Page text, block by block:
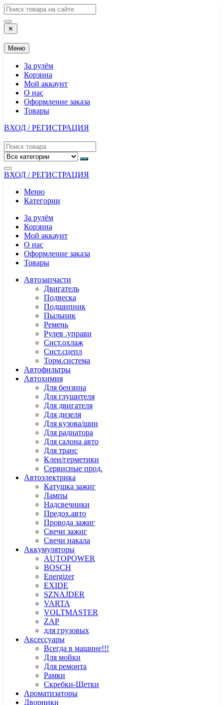
Перейти
к
содержимому
✕
Меню
За рулём
Корзина
Мой аккаунт
О нас
Оформление заказа
Товары
ВХОД / РЕГИСТРАЦИЯ
ВХОД / РЕГИСТРАЦИЯ
Меню
Категории
За рулём
Корзина
Мой аккаунт
О нас
Оформление заказа
Товары
Автозапчасти
Двигатель
Подвеска
Подшипник
Пыльник
Ремень
Рулев .управи
Сист.охлаж
Сист.сцепл
Торм.система
Автофильтры
Автохимия
Для бензина
Для глушителя
Для двигателя
Для дизеля
Для кузова/шин
Для радиатора
Для салона авто
Для транс
Клеи/герметики
Сервисные прод.
Автоэлектрика
Катушка зажиг
Лампы
Надсвечники
Предох.авто
Провода зажиг
Свечи зажиг
Свечи накала
Аккумуляторы
AUTOPOWER
BOSCH
Energizer
EXIDE
SZNAJDER
VARTA
VOLTMASTER
ZAP
для грузовых
Аксессуары
Всегда в машине!!!
Для мойки
Для ремонта
Рамки
Скребки-Щетки
Ароматизаторы
Дворники